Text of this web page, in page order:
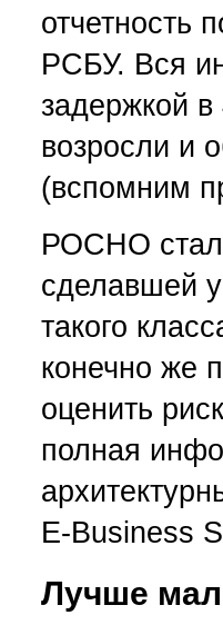
отчетность
РСБУ. Вся
задержкой
возросли и
(вспомним
РОСНО
сделавшей
такого
конечно же
оценить
полная
E-Business
Лучше